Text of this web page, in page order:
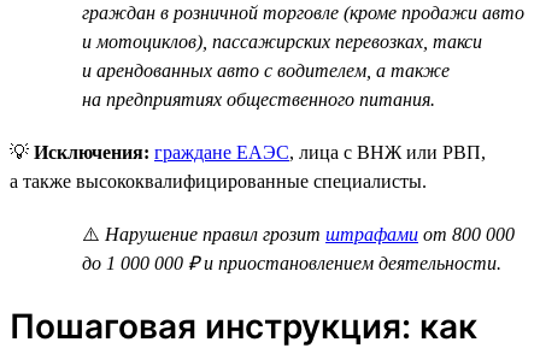
граждан в розничной торговле (кроме продажи авто
и мотоциклов), пассажирских перевозках, такси
и арендованных авто с водителем, а также
на предприятиях общественного питания.
💡 Исключения: граждане ЕАЭС, лица с ВНЖ или РВП,
а также высококвалифицированные специалисты.
⚠️ Нарушение правил грозит штрафами от 800 000
до 1 000 000 ₽ и приостановлением деятельности.
Пошаговая инструкция: как